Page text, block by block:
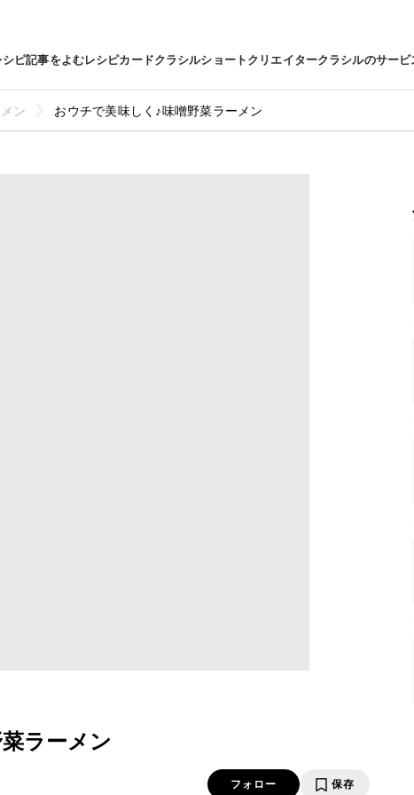
シピ記事をよむレシピカードクラシルショートクリエイタークラシルのサービ
ン おウチで美味しく♪味噌野菜ラーメン
ラーメン
フォロー 保存